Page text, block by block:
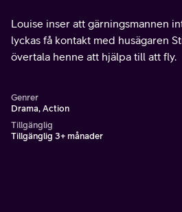
Louise inser att gärningsmannen
lyckas få kontakt med husägaren
övertala henne att hjälpa till att fly.
Genrer
Drama, Action
Tillgänglig
Tillgänglig 3+ månader